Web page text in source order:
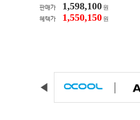
판매가 1,598,100 원
혜택가
1,550,150 원